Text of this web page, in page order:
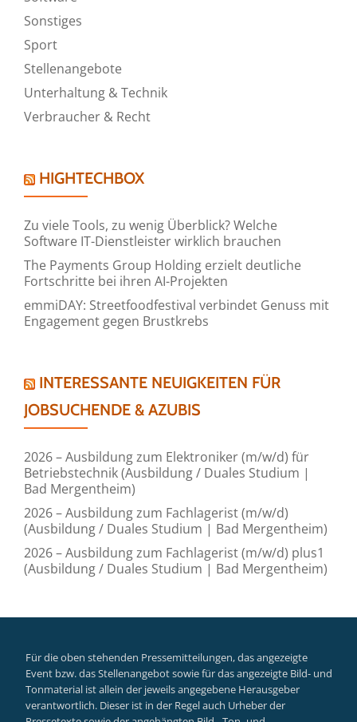
Sonstiges
Sport
Stellenangebote
Unterhaltung & Technik
Verbraucher & Recht
HIGHTECHBOX
Zu viele Tools, zu wenig Überblick? Welche
Software IT-Dienstleister wirklich brauchen
The Payments Group Holding erzielt deutliche
Fortschritte bei ihren AI-Projekten
emmiDAY: Streetfoodfestival verbindet Genuss mit
Engagement gegen Brustkrebs
INTERESSANTE NEUIGKEITEN FÜR
JOBSUCHENDE & AZUBIS
2026 – Ausbildung zum Elektroniker (m/w/d) für
Betriebstechnik (Ausbildung / Duales Studium |
Bad Mergentheim)
2026 – Ausbildung zum Fachlagerist (m/w/d)
(Ausbildung / Duales Studium | Bad Mergentheim)
2026 – Ausbildung zum Fachlagerist (m/w/d) plus1
(Ausbildung / Duales Studium | Bad Mergentheim)
Für die oben stehenden Pressemitteilungen, das angezeigte
Event bzw. das Stellenangebot sowie für das angezeigte Bild- und
Tonmaterial ist allein der jeweils angegebene Herausgeber
verantwortlich. Dieser ist in der Regel auch Urheber der